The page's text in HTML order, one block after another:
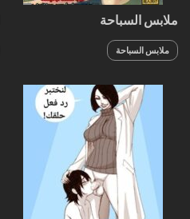
ملابس السباحة
ملابس السباحة